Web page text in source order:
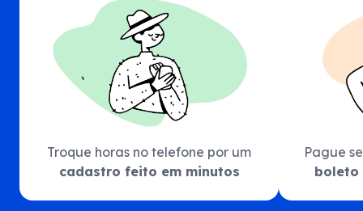
Troque horas no telefone por um
cadastro feito em minutos
Pague
boleto